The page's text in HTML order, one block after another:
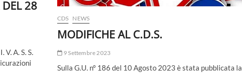
comunali
personale
della
Polizia
28
A. S. S.
CDS NEWS
MODIFICHE AL C.D.S.
9 Settembre 2023
Sulla G.U. n° 186 del 10 Agosto 2023 è stata pubblicata la